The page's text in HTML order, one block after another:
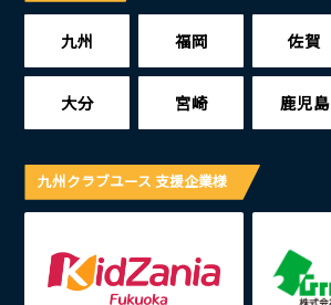
九州 福岡 佐賀
大分 宮崎 鹿児島
九州クラブユース 支援企業様